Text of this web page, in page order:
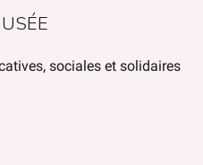
sociales et solidaires